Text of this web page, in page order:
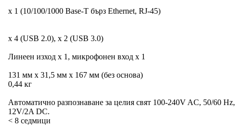
x 1 (10/100/1000 Base-T бърз Ethernet, RJ-45)
x 4 (USB 2.0), x 2 (USB 3.0)
Линеен изход x 1, микрофонен вход x 1
131 мм x 31,5 мм x 167 мм (без основа)
0,44 кг
Автоматично разпознаване за целия свят 100-240V AC, 50/60 Hz,
12V/2A DC.
< 8 седмици